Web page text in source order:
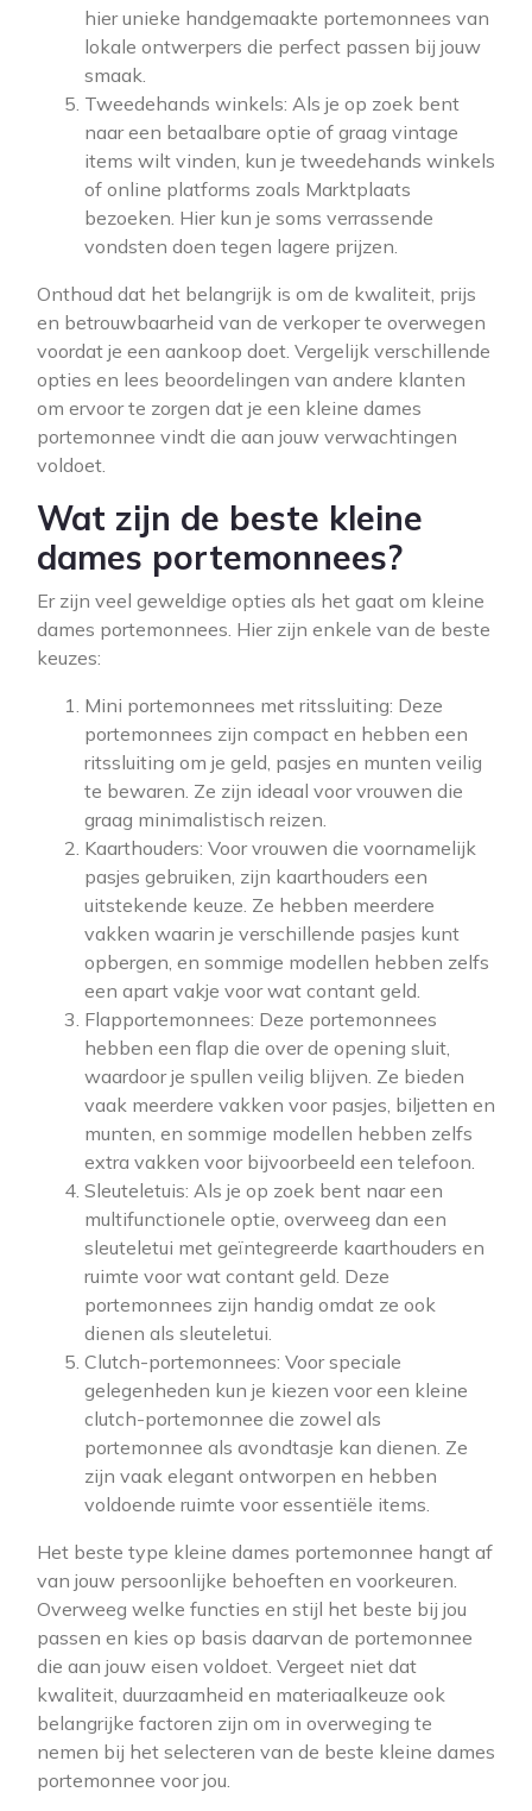
hier unieke handgemaakte portemonnees van
lokale ontwerpers die perfect passen bij jouw
smaak.
Tweedehands winkels: Als je op zoek bent
naar een betaalbare optie of graag vintage
items wilt vinden, kun je tweedehands winkels
of online platforms zoals Marktplaats
bezoeken. Hier kun je soms verrassende
vondsten doen tegen lagere prijzen.
Onthoud dat het belangrijk is om de kwaliteit, prijs
en betrouwbaarheid van de verkoper te overwegen
voordat je een aankoop doet. Vergelijk verschillende
opties en lees beoordelingen van andere klanten
om ervoor te zorgen dat je een kleine dames
portemonnee vindt die aan jouw verwachtingen
voldoet.
Wat zijn de beste kleine
dames portemonnees?
Er zijn veel geweldige opties als het gaat om kleine
dames portemonnees. Hier zijn enkele van de beste
keuzes:
Mini portemonnees met ritssluiting: Deze
portemonnees zijn compact en hebben een
ritssluiting om je geld, pasjes en munten veilig
te bewaren. Ze zijn ideaal voor vrouwen die
graag minimalistisch reizen.
Kaarthouders: Voor vrouwen die voornamelijk
pasjes gebruiken, zijn kaarthouders een
uitstekende keuze. Ze hebben meerdere
vakken waarin je verschillende pasjes kunt
opbergen, en sommige modellen hebben zelfs
een apart vakje voor wat contant geld.
Flapportemonnees: Deze portemonnees
hebben een flap die over de opening sluit,
waardoor je spullen veilig blijven. Ze bieden
vaak meerdere vakken voor pasjes, biljetten en
munten, en sommige modellen hebben zelfs
extra vakken voor bijvoorbeeld een telefoon.
Sleuteletuis: Als je op zoek bent naar een
multifunctionele optie, overweeg dan een
sleuteletui met geïntegreerde kaarthouders en
ruimte voor wat contant geld. Deze
portemonnees zijn handig omdat ze ook
dienen als sleuteletui.
Clutch-portemonnees: Voor speciale
gelegenheden kun je kiezen voor een kleine
clutch-portemonnee die zowel als
portemonnee als avondtasje kan dienen. Ze
zijn vaak elegant ontworpen en hebben
voldoende ruimte voor essentiële items.
Het beste type kleine dames portemonnee hangt af
van jouw persoonlijke behoeften en voorkeuren.
Overweeg welke functies en stijl het beste bij jou
passen en kies op basis daarvan de portemonnee
die aan jouw eisen voldoet. Vergeet niet dat
kwaliteit, duurzaamheid en materiaalkeuze ook
belangrijke factoren zijn om in overweging te
nemen bij het selecteren van de beste kleine dames
portemonnee voor jou.